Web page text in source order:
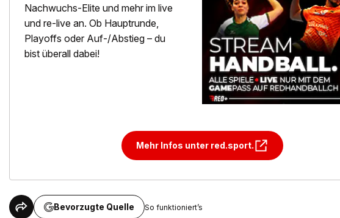
Nachwuchs-Elite und mehr im live
und re-live an. Ob Hauptrunde,
Playoffs oder Auf-/Abstieg – du
bist überall dabei!
Mehr Infos unter red.sport.
Bevorzugte Quelle So funktioniert’s